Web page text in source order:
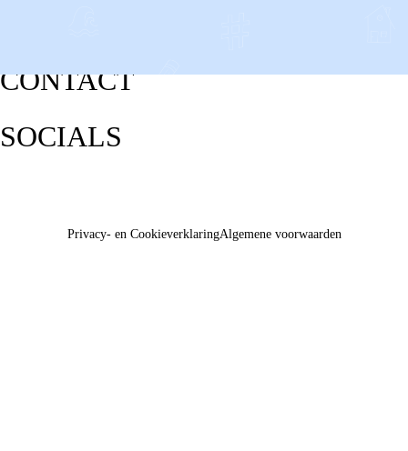
CONTACT
SOCIALS
Privacy- en CookieverklaringAlgemene voorwaarden